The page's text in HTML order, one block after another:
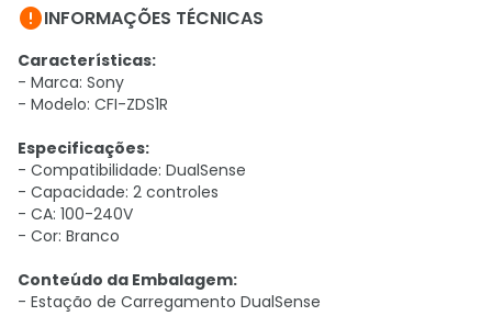
INFORMAÇÕES TÉCNICAS
Características:
- Marca: Sony
- Modelo: CFI-ZDS1R
Especificações:
- Compatibilidade: DualSense
- Capacidade: 2 controles
- CA: 100-240V
- Cor: Branco
Conteúdo da Embalagem:
- Estação de Carregamento DualSense